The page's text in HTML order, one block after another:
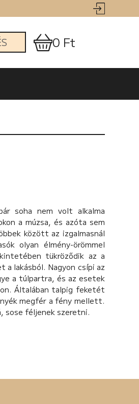
0 Ft
soha nem volt alkalma
a múzsa, és azóta sem
között az izgalmasnál
olyan élmény-örömmel
tükröződik az a
lakásból. Nagyon csípi az
a túlpartra, és az esetek
Általában talpig feketét
megfér a fény mellett.
sose féljenek szeretni.